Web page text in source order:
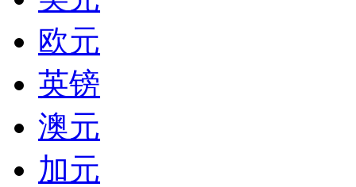
欧元
英镑
澳元
加元